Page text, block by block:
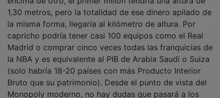
1,30 metros, pero la totalidad de ese dinero apilado de
la misma forma, llegaría al kilómetro de altura. Por
capricho podría tener casi 100 equipos como el Real
Madrid o comprar cinco veces todas las franquicias de
la NBA y es equivalente al PIB de Arabia Saudí o Suiza
(solo habría 18-20 países con más Producto Interior
Bruto que su patrimonio). Desde el punto de vista del
Monopoly moderno, no hay dudas que pasará a los